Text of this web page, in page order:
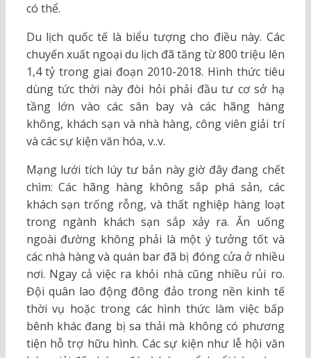
có thể.
Du lịch quốc tế là biểu tượng cho điều này. Các
chuyến xuất ngoại du lịch đã tăng từ 800 triệu lên
1,4 tỷ trong giai đoạn 2010-2018. Hình thức tiêu
dùng tức thời này đòi hỏi phải đầu tư cơ sở hạ
tầng lớn vào các sân bay và các hãng hàng
không, khách sạn và nhà hàng, công viên giải trí
và các sự kiện văn hóa, v..v.
Mạng lưới tích lúy tư bản này giờ đây đang chết
chìm: Các hãng hàng không sắp phá sản, các
khách sạn trống rỗng, và thất nghiệp hàng loạt
trong ngành khách sạn sắp xảy ra. Ăn uống
ngoài đường không phải là một ý tưởng tốt và
các nhà hàng và quán bar đã bị đóng cửa ở nhiều
nơi. Ngay cả việc ra khỏi nhà cũng nhiều rủi ro.
Đội quân lao động đông đảo trong nền kinh tế
thời vụ hoặc trong các hình thức làm việc bấp
bênh khác đang bị sa thải mà không có phương
tiện hỗ trợ hữu hình. Các sự kiện như lễ hội văn